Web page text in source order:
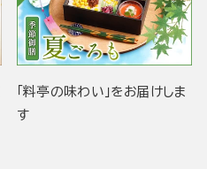
「料亭の味わい」をお届けしま
す